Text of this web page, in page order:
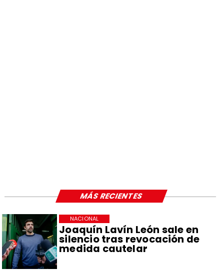
Joaquín Lavín León sale en
silencio tras revocación de
medida cautelar
NACIONAL
MÁS RECIENTES